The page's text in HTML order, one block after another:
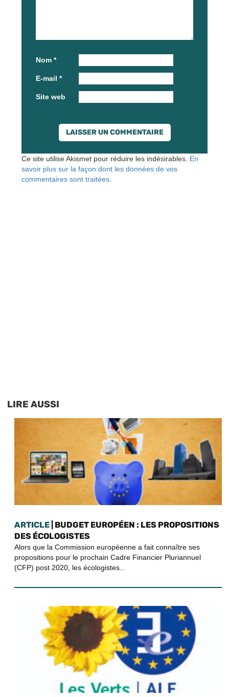
Nom *
E-mail *
Site web
Ce site utilise Akismet pour réduire les indésirables. En
savoir plus sur la façon dont les données de vos
commentaires sont traitées
LIRE AUSSI
ARTICLE | BUDGET EUROPÉEN : LES PROPOSITIONS
DES ÉCOLOGISTES
Alors que la Commission européenne a fait connaître ses
propositions pour le prochain Cadre Financier Pluriannuel
(CFP) post 2020, les écologistes...